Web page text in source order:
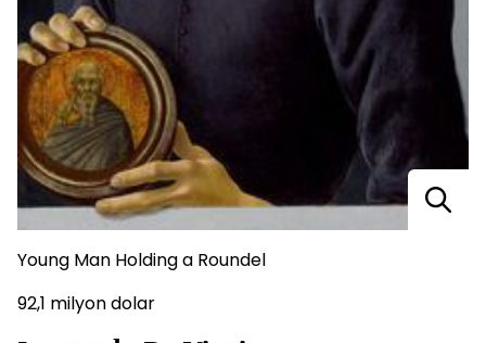
Young Man Holding a Roundel
92,1 milyon dolar